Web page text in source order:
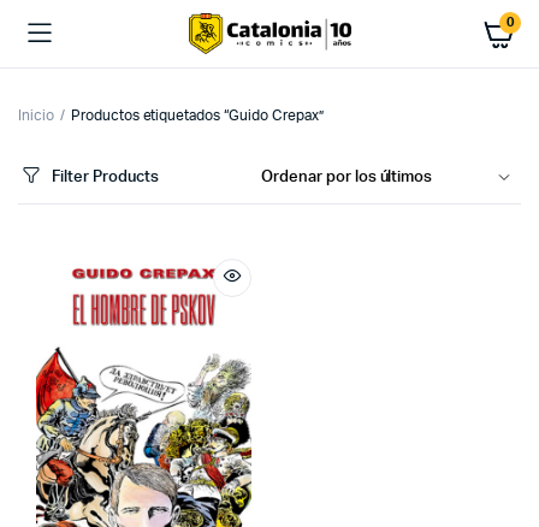
0
Inicio Productos etiquetados “Guido Crepax”
Filter Products